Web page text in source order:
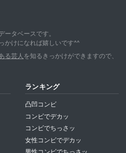
ータベースです。
かけになれば嬉しいです^^
る芸人 を知るきっかけができますので、
ランキング
凸凹コンビ
コンビでデカッ
コンビでちっさッ
女性コンビでデカッ